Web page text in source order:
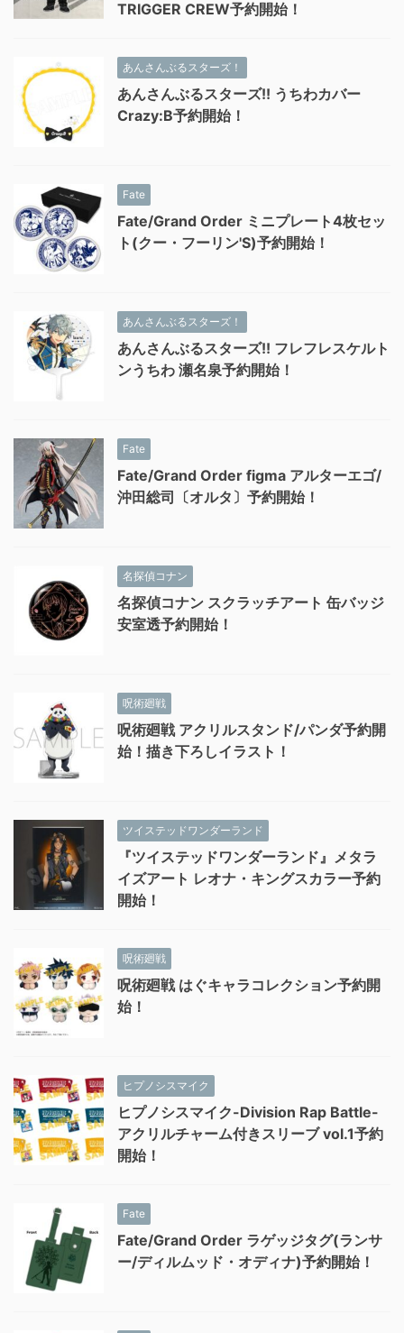
TRIGGER CREW予約開始！
あんさんぶるスターズ！
あんさんぶるスターズ!! うちわカバー
Crazy:B予約開始！
Fate
Fate/Grand Order ミニプレート4枚セッ
ト(クー・フーリン'S)予約開始！
あんさんぶるスターズ！
あんさんぶるスターズ!! フレフレスケルト
ンうちわ 瀬名泉予約開始！
Fate
Fate/Grand Order figma アルターエゴ/
沖田総司〔オルタ〕予約開始！
名探偵コナン
名探偵コナン スクラッチアート 缶バッジ
安室透予約開始！
呪術廻戦
呪術廻戦 アクリルスタンド/パンダ予約開
始！描き下ろしイラスト！
ツイステッドワンダーランド
『ツイステッドワンダーランド』メタラ
イズアート レオナ・キングスカラー予約
開始！
呪術廻戦
呪術廻戦 はぐキャラコレクション予約開
始！
ヒプノシスマイク
ヒプノシスマイク-Division Rap Battle-
アクリルチャーム付きスリーブ vol.1予約
開始！
Fate
Fate/Grand Order ラゲッジタグ(ランサ
ー/ディルムッド・オディナ)予約開始！